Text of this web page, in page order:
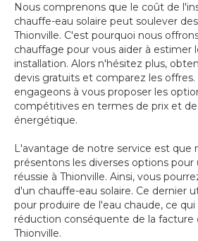
Nous comprenons que le coût de
chauffe-eau solaire peut soulever
Thionville. C'est pourquoi nous
chauffage pour vous aider à estimer
installation. Alors n'hésitez plus,
devis gratuits et comparez les
engageons à vous proposer les
compétitives en termes de prix et
énergétique.
L'avantage de notre service est que
présentons les diverses options
réussie à Thionville. Ainsi, vous
d'un chauffe-eau solaire. Ce dernier
pour produire de l'eau chaude, ce
réduction conséquente de la facture
Thionville.